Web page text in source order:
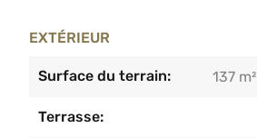
EXTÉRIEUR
Surface du terrain: 137 m²
Terrasse: